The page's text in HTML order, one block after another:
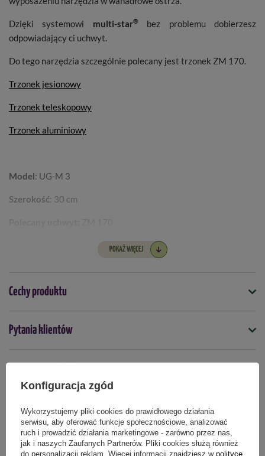
Dzięki systemowi multi-star®bez problemu dobierzesz
odpowiadający ci uchwyt.
Do tego narzędzia szczególnie polecany jest trzonek ZM 170.
Trzonek jesionowy
Trzonek teleskopowy
Trzonek aluminiowy
Model: UG-M 3
Szerokość: 30 cm
POKAŻ WIĘCEJ
Cechy produktu
Symbol
4008423878028
Pytania klientów
Produkty powiązane
Konfiguracja zgód
Wykorzystujemy pliki cookies do prawidłowego działania
serwisu, aby oferować funkcje społecznościowe, analizować
ruch i prowadzić działania marketingowe - zarówno przez nas,
jak i naszych Zaufanych Partnerów. Pliki cookies służą również
do personalizacji reklam. Więcej informacji znajdziesz w polityce